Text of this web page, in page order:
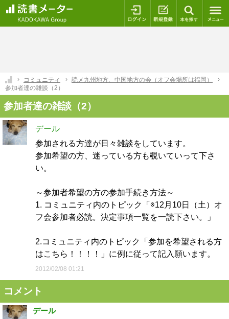
ログイン 新規登録
コミュニティ
読メ九州地方、中国地方の会（オフ会場所は福岡）
参加者達の雑談（2）
参加者達の雑談（2）
デール
参加される方達が日々雑談をしています。
参加希望の方、迷っている方も覗いていって下さ
い。
～参加者希望の方の参加手続き方法～
1. コミュニティ内のトピック「※12月10日（土）オ
フ会参加者必読。決定事項一覧を一読下さい。」
2.コミュニティ内のトピック「参加を希望される方
はこちら！！！！」に例に従って記入願います。
2012/02/08 01:21
コメント
デール